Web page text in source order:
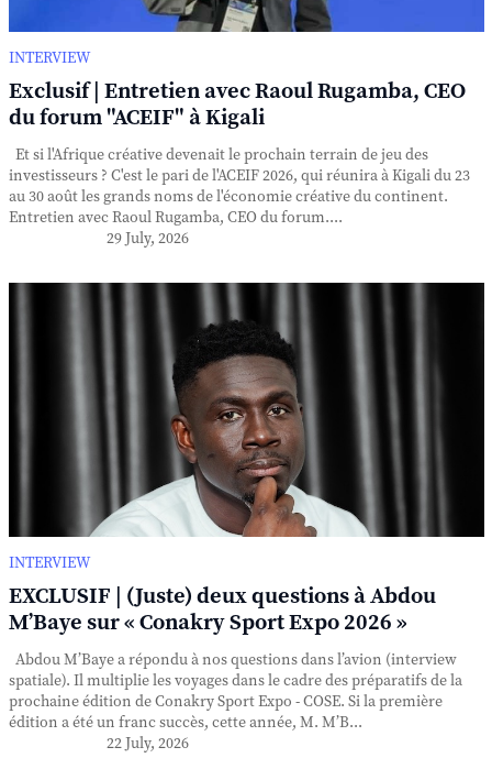
INTERVIEW
Exclusif | Entretien avec Raoul Rugamba, CEO
du forum "ACEIF" à Kigali
Et si l'Afrique créative devenait le prochain terrain de jeu des
investisseurs ? C'est le pari de l'ACEIF 2026, qui réunira à Kigali du 23
au 30 août les grands noms de l'économie créative du continent.
Entretien avec Raoul Rugamba, CEO du forum....
29 July, 2026
INTERVIEW
EXCLUSIF | (Juste) deux questions à Abdou
M’Baye sur « Conakry Sport Expo 2026 »
Abdou M’Baye a répondu à nos questions dans l’avion (interview
spatiale). Il multiplie les voyages dans le cadre des préparatifs de la
prochaine édition de Conakry Sport Expo - COSE. Si la première
édition a été un franc succès, cette année, M. M’B...
22 July, 2026